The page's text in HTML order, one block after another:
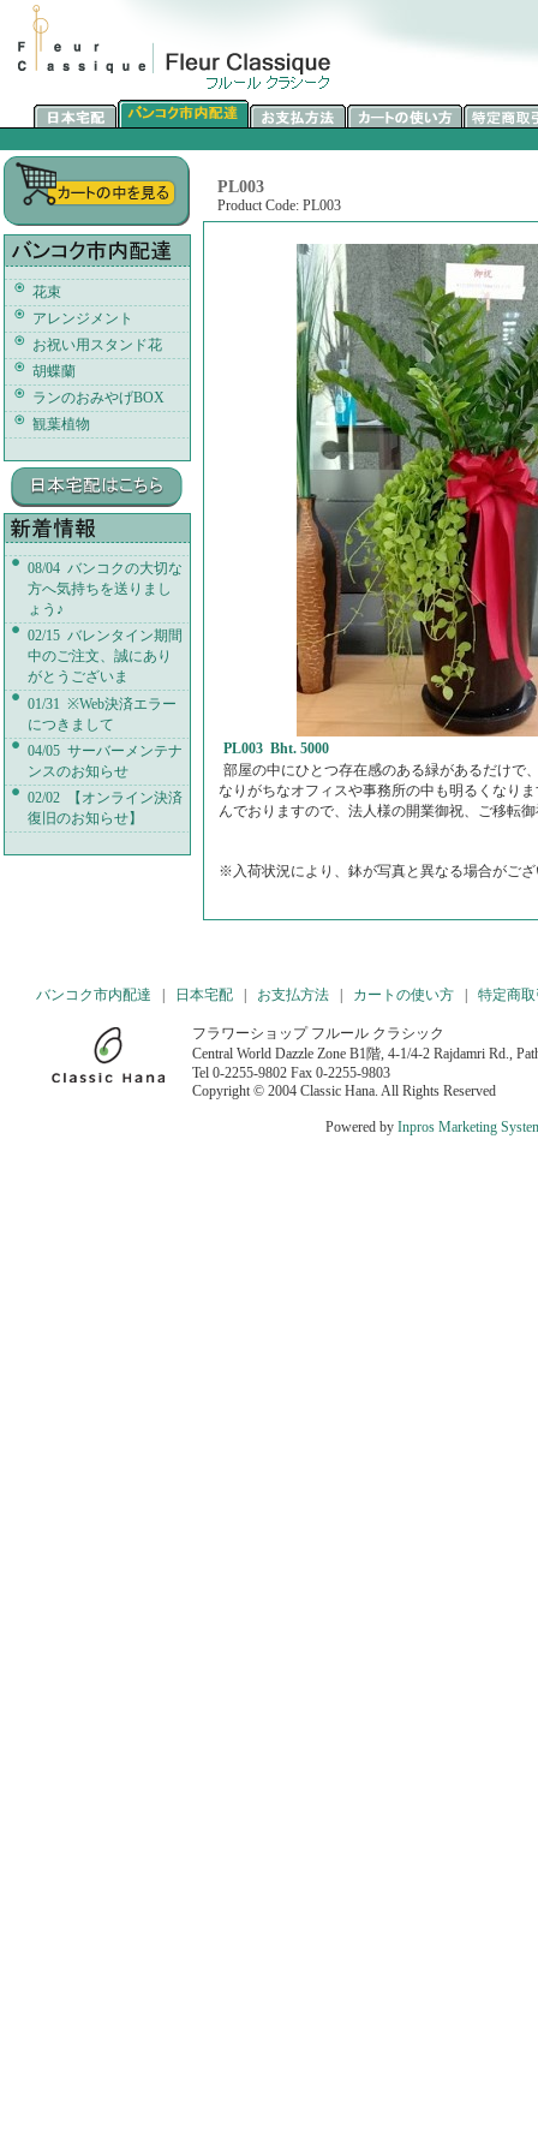
花束
アレンジメント
お祝い用スタンド花
胡蝶蘭
ランのおみやげBOX
観葉植物
08/04 バンコクの大切な
方へ気持ちを送りまし
ょう♪
02/15 バレンタイン期間
中のご注文、誠にあり
がとうございま
01/31 ※Web決済エラー
につきまして
04/05 サーバーメンテナ
ンスのお知らせ
02/02 【オンライン決済
復旧のお知らせ】
PL003
Product Code: PL003
PL003 Bht. 5000
部屋の中にひとつ存在感のある緑があるだけで
なりがちなオフィスや事務所の中も明るくなり
んでおりますので、法人様の開業御祝、ご移転
※入荷状況により、鉢が写真と異なる場合がござ
バンコク市内配達 日本宅配 お支払方法 カートの使い方 特定商
フラワーショップ フルール クラシック
Central World Dazzle Zone B1階, 4-1/4-2 Rajdamri Rd.,
Tel 0-2255-9802 Fax 0-2255-9803
Copyright © 2004 Classic Hana. All Rights Reserved
Powered by Inpros Marketing